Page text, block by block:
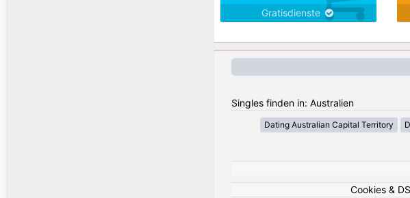
Gratisdienste
Singles finden in: Australien
Dating Australian Capital Territory
Cookies &